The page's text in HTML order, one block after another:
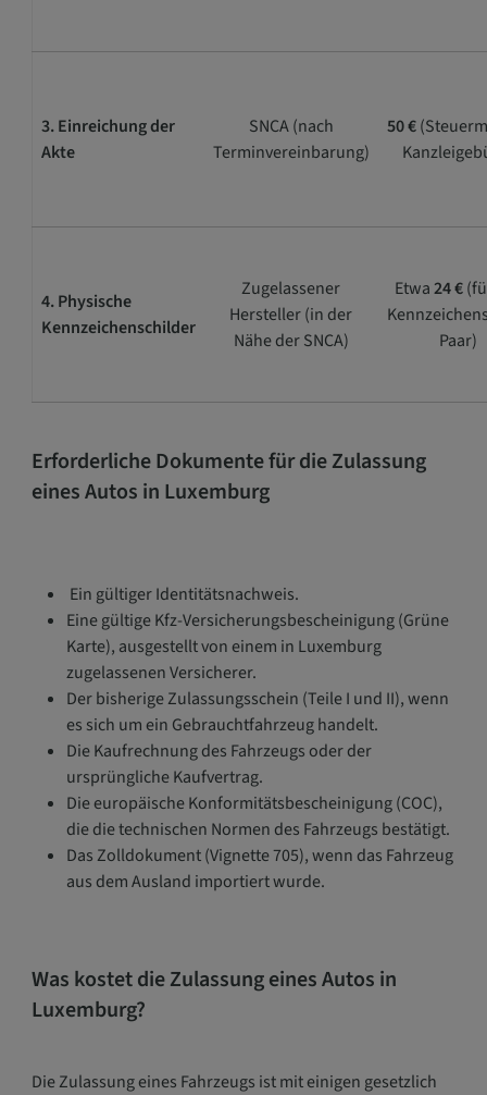
3. Einreichung der
Akte
SNCA (nach
Terminvereinbarung)
50 €
4. Physische
Kennzeichenschilder
Zugelassener
Hersteller (in der
Nähe der SNCA)
Etwa24 €
Paar)
Erforderliche Dokumente für die Zulassung
eines Autos in Luxemburg
Ein gültiger Identitätsnachweis.
Eine gültige Kfz-Versicherungsbescheinigung (Grüne
Karte), ausgestellt von einem in Luxemburg
zugelassenen Versicherer.
Der bisherige Zulassungsschein (Teile I und II), wenn
es sich um ein Gebrauchtfahrzeug handelt.
Die Kaufrechnung des Fahrzeugs oder der
ursprüngliche Kaufvertrag.
Die europäische Konformitätsbescheinigung (COC),
die die technischen Normen des Fahrzeugs bestätigt.
Das Zolldokument (Vignette 705), wenn das Fahrzeug
aus dem Ausland importiert wurde.
Was kostet die Zulassung eines Autos in
Luxemburg?
Die Zulassung eines Fahrzeugs ist mit einigen gesetzlich